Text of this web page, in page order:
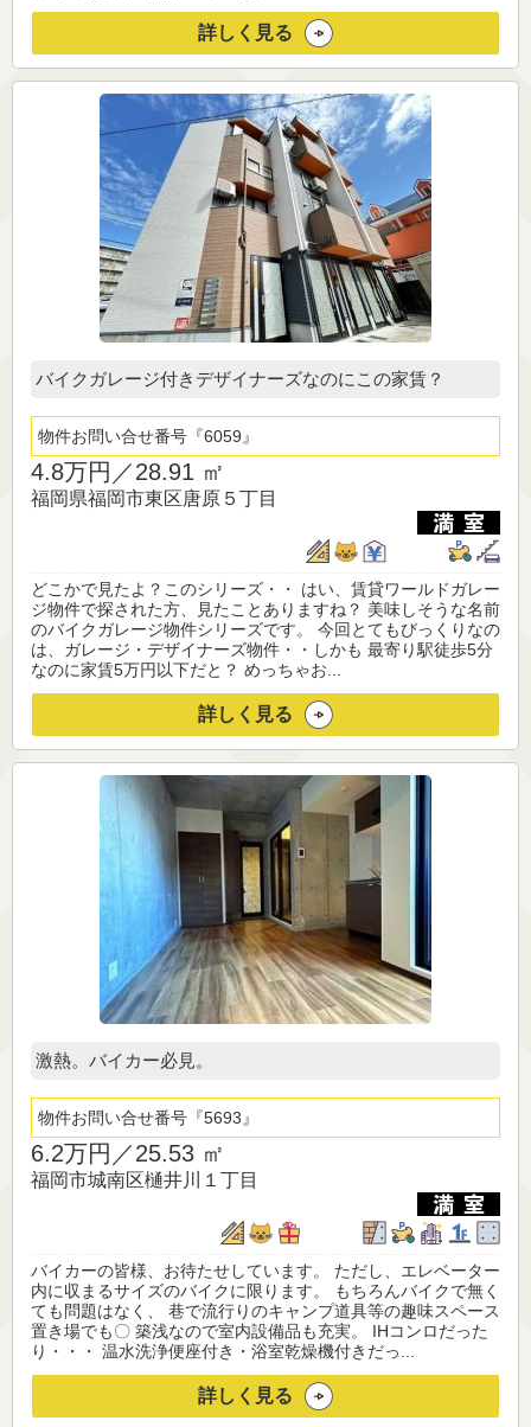
詳しく見る
バイクガレージ付きデザイナーズなのにこの家賃？
物件お問い合せ番号 6059
4.8万円／28.91 ㎡
福岡県福岡市東区唐原５丁目
どこかで見たよ？このシリーズ・・ はい、賃貸ワールドガレー
ジ物件で探された方、見たことありますね？ 美味しそうな名前
のバイクガレージ物件シリーズです。 今回とてもびっくりなの
は、ガレージ・デザイナーズ物件・・しかも 最寄り駅徒歩5分
なのに家賃5万円以下だと？ めっちゃお...
詳しく見る
激熱。バイカー必見。
物件お問い合せ番号 5693
6.2万円／25.53 ㎡
福岡市城南区樋井川１丁目
バイカーの皆様、お待たせしています。 ただし、エレベーター
内に収まるサイズのバイクに限ります。 もちろんバイクで無く
ても問題はなく、 巷で流行りのキャンプ道具等の趣味スペース
置き場でも〇 築浅なので室内設備品も充実。 IHコンロだった
り・・・ 温水洗浄便座付き・浴室乾燥機付きだっ...
詳しく見る